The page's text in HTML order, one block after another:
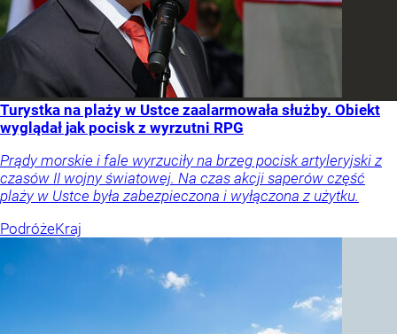
Turystka na plaży w Ustce zaalarmowała służby. Obiekt
wyglądał jak pocisk z wyrzutni RPG
Prądy morskie i fale wyrzuciły na brzeg pocisk artyleryjski z
czasów II wojny światowej. Na czas akcji saperów część
plaży w Ustce była zabezpieczona i wyłączona z użytku.
PodróżeKraj